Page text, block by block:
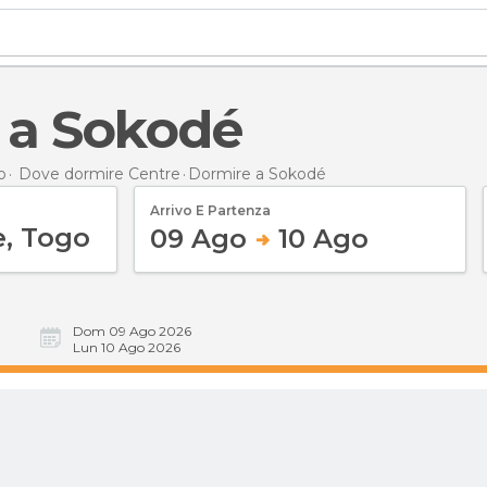
a Sokodé
Dove dormire Centre Dormire a Sokodé
Arrivo E Partenza
09 Ago 10 Ago
Dom 09 Ago 2026
Lun 10 Ago 2026